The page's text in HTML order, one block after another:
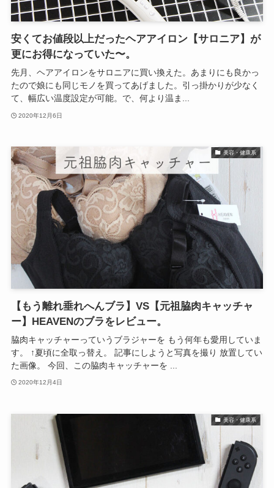
安くてお値段以上だったヘアアイロン【サロニア】が
更にお得になっていた〜。
先月、ヘアアイロンをサロニアに買い換えた。あまりにも良かっ
たので娘にも同じモノを買ってあげました。引っ掛かりが少なく
て、幅広い温度設定が可能。で、何より温ま...
2020年12月6日
美容・健康系
【もう離れ垂れへんブラ】VS【元祖脇肉キャッチャ
ー】HEAVENのブラをレビュー。
脇肉キャッチャーっていうブラジャーを もう何年も愛用していま
す。 ↑夏頃に全取っ替え。 記事にしようと写真を撮り 放置してい
た画像。 今回、この脇肉キャッチャーを ...
2020年12月4日
美容・健康系